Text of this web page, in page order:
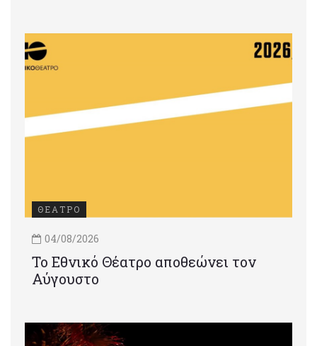
ΘΕΑΤΡΟ
04/08/2026
Το Εθνικό Θέατρο αποθεώνει τον
Αύγουστο